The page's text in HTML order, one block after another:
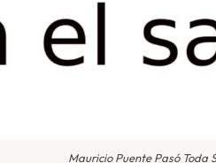
Mauricio Puente Pasó Toda